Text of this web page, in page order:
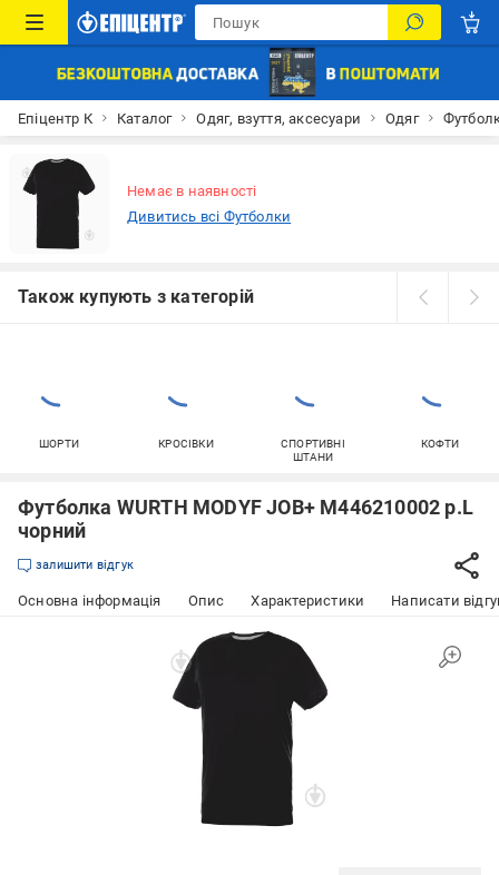
Епіцентр К Каталог Одяг, взуття, аксесуари Одяг
Немає в наявності
Дивитись всі Футболки
Також купують з категорій
ШОРТИ КРОСІВКИ
СПОРТИВНІ
ШТАНИ
КОФТИ
Футболка WURTH MODYF JOB+ M446210002 р.L
чорний
залишити відгук
Основна інформація Опис Характеристики Написати